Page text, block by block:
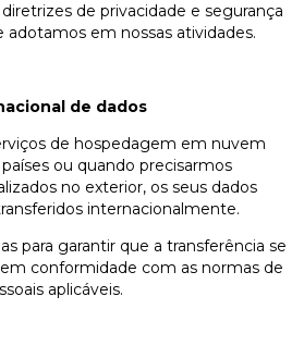
de privacidade e segurança
adotamos em nossas atividades.
de dados
de hospedagem em nuvem
ou quando precisarmos
no exterior, os seus dados
internacionalmente.
para garantir que a transferência se
conformidade com as normas de
aplicáveis.